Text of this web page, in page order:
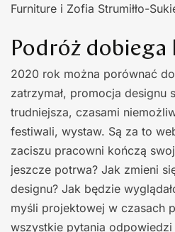
Furniture i Zofia Strumiłło-
Podróż dobiega
2020 rok można porównać
zatrzymał, promocja designu
trudniejsza, czasami
festiwali, wystaw. Są za to
zaciszu pracowni kończą
jeszcze potrwa? Jak zmieni
designu? Jak będzie
myśli projektowej w czasach
wszystkie pytania